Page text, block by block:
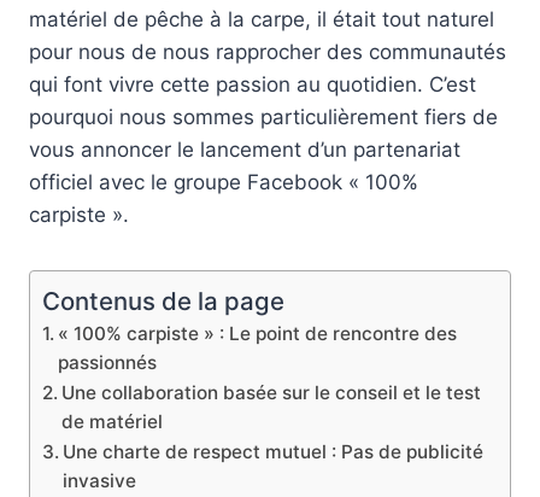
matériel de pêche à la carpe, il était tout naturel
pour nous de nous rapprocher des communautés
qui font vivre cette passion au quotidien. C’est
pourquoi nous sommes particulièrement fiers de
vous annoncer le lancement d’un partenariat
officiel avec le groupe Facebook « 100%
carpiste ».
Contenus de la page
« 100% carpiste » : Le point de rencontre des
passionnés
Une collaboration basée sur le conseil et le test
de matériel
Une charte de respect mutuel : Pas de publicité
invasive